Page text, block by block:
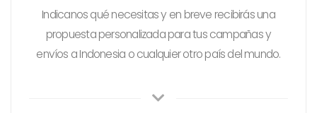
Indicanos qué necesitas y en breve recibirás una
propuesta personalizada para tus campañas y
envíos a Indonesia o cualquier otro país del mundo.